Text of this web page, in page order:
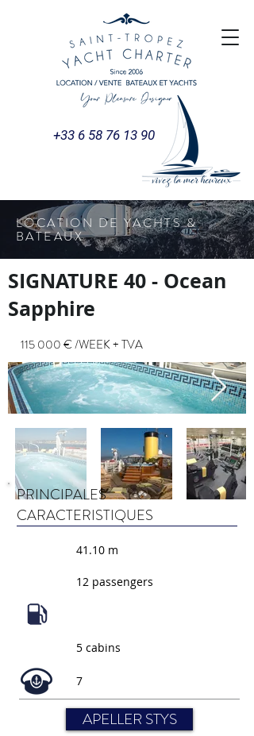
+33 6 58 76 13 90
LOCATION DE YACHTS &
BATEAUX
SIGNATURE 40 - Ocean
Sapphire
115 000 € /WEEK + TVA
PRINCIPALES
CARACTERISTIQUES
41.10 m
12 passengers
5 cabins
7
APELLER STYS